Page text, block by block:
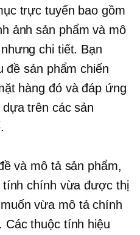
trực tuyến bao gồm
ảnh sản phẩm và mô
chi tiết. Bạn
đề sản phẩm chiến
hàng đó và đáp ứng
trên các sản
và mô tả sản phẩm,
tính chính vừa được thị
vừa mô tả chính
Các thuộc tính hiệu